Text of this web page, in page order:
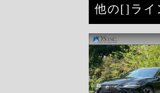
他の[]ライ